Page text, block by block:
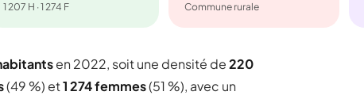
1 207 H · 1 274 F Commune rurale
en 2022, soit une densité de220
(49 %) et1 274 femmes(51 %), avec un